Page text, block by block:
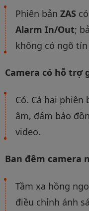
Phiên bản ZAS
Alarm In/Out;
không có ngõ
Camera có hỗ trợ
Có. Cả hai phiên
âm, đảm bảo
video.
Ban đêm camera
Tầm xa hồng
điều chỉnh ánh